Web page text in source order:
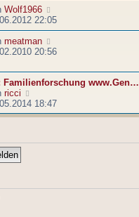
r
r
B
e
i
a
g
e
s
t
e
e
i
a
Wolf1966
e
u
s
e
r
e
i
a
22:05
meatman
e
e
s
e
r
i
g
20:56
Familienforschung www.Gen…
ricci
e
u
t
e
18:47